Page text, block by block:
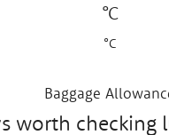
°C
°C
Baggage
worth checking